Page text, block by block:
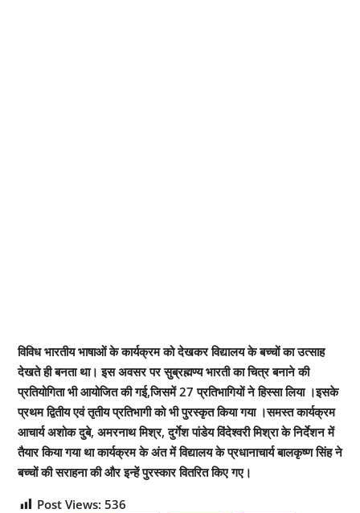
विविध भारतीय भाषाओं के कार्यक्रम को देखकर विद्यालय के बच्चों का उत्साह
देखते ही बनता था। इस अवसर पर सुब्रह्मण्य भारती का चित्र बनाने की
प्रतियोगिता भी आयोजित की गई,जिसमें 27 प्रतिभागियों ने हिस्सा लिया ।इसके
प्रथम द्वितीय एवं तृतीय प्रतिभागी को भी पुरस्कृत किया गया ।समस्त कार्यक्रम
आचार्य अशोक दुबे, अमरनाथ मिश्र, दुर्गेश पांडेय विंदेश्वरी मिश्रा के निर्देशन में
तैयार किया गया था कार्यक्रम के अंत में विद्यालय के प्रधानाचार्य बालकृष्ण सिंह ने
बच्चों की सराहना की और इन्हें पुरस्कार वितरित किए गए।
Post Views: 536